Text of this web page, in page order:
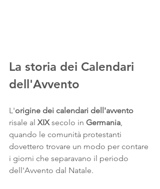
La storia dei Calendari
dell'Avvento
L'origine dei calendari dell'avvento
risale al XIX secolo in Germania,
quando le comunità protestanti
dovettero trovare un modo per contare
i giorni che separavano il periodo
dell'Avvento dal Natale.